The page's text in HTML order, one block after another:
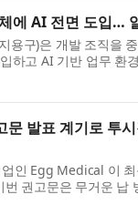
에 AI 전면 도입…
용구)은 개발 조직을
입하고 AI 기반 업무
계 직군 전원이다. 더
발표 계기로 투
인 Egg Medical 이
권고문은 무거운 납
니라고 선언하고, 의